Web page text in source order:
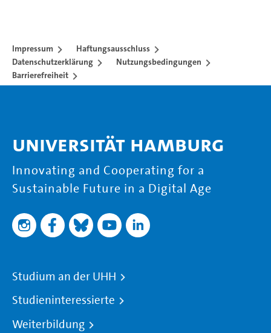
Impressum
Haftungsausschluss
Datenschutzerklärung
Nutzungsbedingungen
Barrierefreiheit
Universität Hamburg
Innovating and Cooperating for a
Sustainable Future in a Digital Age
Studium an der UHH
Studieninteressierte
Weiterbildung